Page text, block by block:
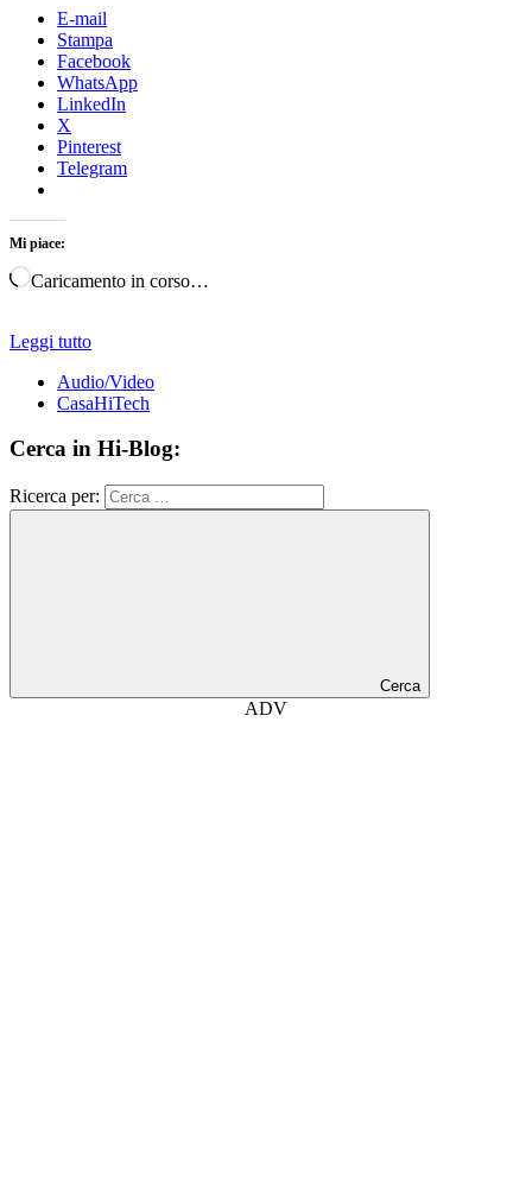
E-mail
Stampa
Facebook
WhatsApp
LinkedIn
X
Pinterest
Telegram
Mi piace:
Caricamento in corso…
Leggi tutto
Audio/Video
CasaHiTech
Cerca in Hi-Blog:
Ricerca per:
Cerca
ADV